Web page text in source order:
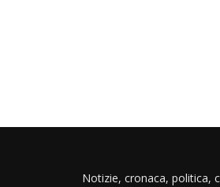
Notizie, cronaca, politica,